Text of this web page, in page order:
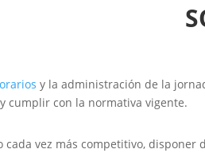
y la administración de la
cumplir con la normativa vigente.
cada vez más competitivo,